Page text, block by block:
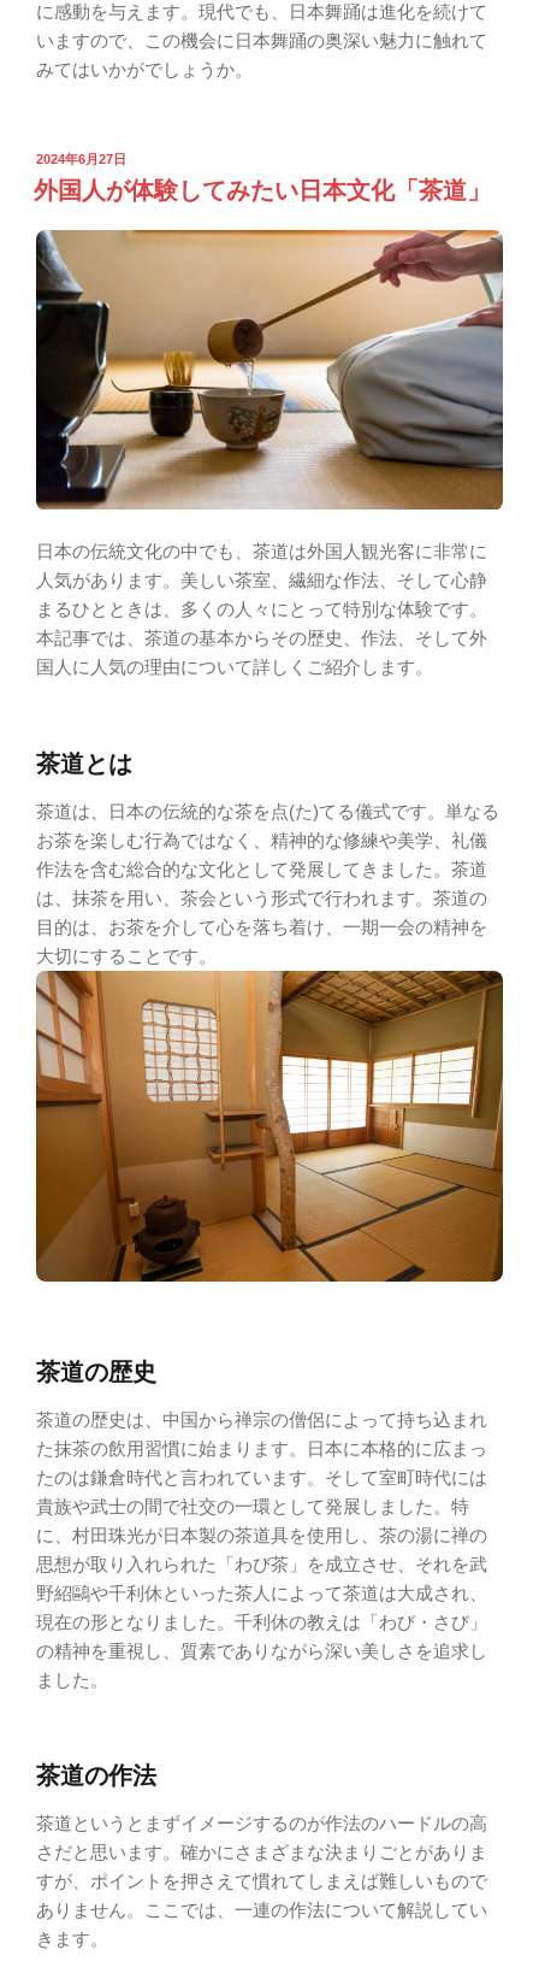
に感動を与えます。現代でも、日本舞踊は進化を続けて
いますので、この機会に日本舞踊の奥深い魅力に触れて
みてはいかがでしょうか。
2024年6月27日
外国人が体験してみたい日本文化「茶道」
日本の伝統文化の中でも、茶道は外国人観光客に非常に
人気があります。美しい茶室、繊細な作法、そして心静
まるひとときは、多くの人々にとって特別な体験です。
本記事では、茶道の基本からその歴史、作法、そして外
国人に人気の理由について詳しくご紹介します。
茶道とは
茶道は、日本の伝統的な茶を点(た)てる儀式です。単なる
お茶を楽しむ行為ではなく、精神的な修練や美学、礼儀
作法を含む総合的な文化として発展してきました。茶道
は、抹茶を用い、茶会という形式で行われます。茶道の
目的は、お茶を介して心を落ち着け、一期一会の精神を
大切にすることです。
茶道の歴史
茶道の歴史は、中国から禅宗の僧侶によって持ち込まれ
た抹茶の飲用習慣に始まります。日本に本格的に広まっ
たのは鎌倉時代と言われています。そして室町時代には
貴族や武士の間で社交の一環として発展しました。特
に、村田珠光が日本製の茶道具を使用し、茶の湯に禅の
思想が取り入れられた「わび茶」を成立させ、それを武
野紹鷗や千利休といった茶人によって茶道は大成され、
現在の形となりました。千利休の教えは「わび・さび」
の精神を重視し、質素でありながら深い美しさを追求し
ました。
茶道の作法
茶道というとまずイメージするのが作法のハードルの高
さだと思います。確かにさまざまな決まりごとがありま
すが、ポイントを押さえて慣れてしまえば難しいもので
ありません。ここでは、一連の作法について解説してい
きます。